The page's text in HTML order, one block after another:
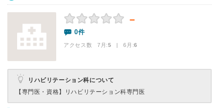
－
0件
アクセス数 7月:5 | 6月:6
リハビリテーション科について
【専門医・資格】
リハビリテーション科専門医